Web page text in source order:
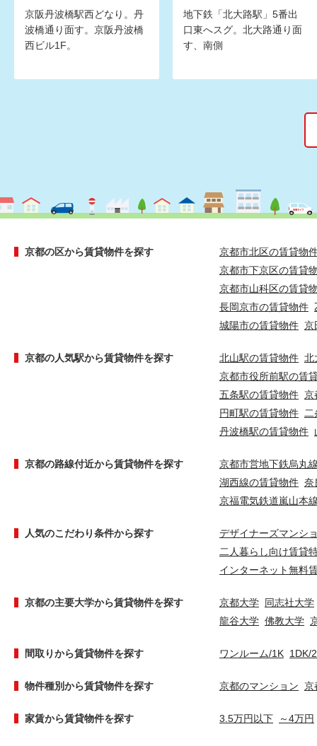
京阪丹波橋駅西どなり。丹
波橋通り面す。京阪丹波橋
西ビル1F。
地下鉄「北大路駅」5番出
口東へスグ。北大路通り面
す、南側
京都の区から賃貸物件を探す
京都市北区の賃貸物
京都市下京区の賃貸
京都市山科区の賃貸
長岡京市の賃貸物件
城陽市の賃貸物件 京
京都の人気駅から賃貸物件を探す 北山駅の賃貸物件 北
京都市役所前駅の賃
五条駅の賃貸物件 京
円町駅の賃貸物件
丹波橋駅の賃貸物件
京都の路線付近から賃貸物件を探す
京都市営地下鉄烏丸
湖西線の賃貸物件 奈
京福電気鉄道嵐山本
人気のこだわり条件から探す
デザイナーズマンシ
二人暮らし向け賃貸
インターネット無料
京都の主要大学から賃貸物件を探す 京都大学 同志社大学
龍谷大学 佛教大学
間取りから賃貸物件を探す ワンルーム/1K 1DK/
物件種別から賃貸物件を探す 京都のマンション 京
家賃から賃貸物件を探す 3.5万円以下 ～4万円